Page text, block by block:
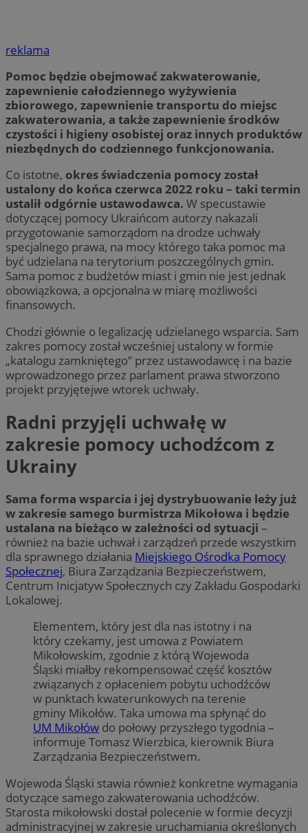
reklama
Pomoc będzie obejmować zakwaterowanie,
zapewnienie całodziennego wyżywienia
zbiorowego, zapewnienie transportu do miejsc
zakwaterowania, a także zapewnienie środków
czystości i higieny osobistej oraz innych produktów
niezbędnych do codziennego funkcjonowania.
Co istotne, okres świadczenia pomocy został
ustalony do końca czerwca 2022 roku – taki termin
ustalił odgórnie ustawodawca. W specustawie
dotyczącej pomocy Ukraińcom autorzy nakazali
przygotowanie samorządom na drodze uchwały
specjalnego prawa, na mocy którego taka pomoc ma
być udzielana na terytorium poszczególnych gmin.
Sama pomoc z budżetów miast i gmin nie jest jednak
obowiązkowa, a opcjonalna w miarę możliwości
finansowych.
Chodzi głównie o legalizację udzielanego wsparcia. Sam
zakres pomocy został wcześniej ustalony w formie
„katalogu zamkniętego” przez ustawodawcę i na bazie
wprowadzonego przez parlament prawa stworzono
projekt przyjętejwe wtorek uchwały.
Radni przyjęli uchwałę w
zakresie pomocy uchodźcom z
Ukrainy
Sama forma wsparcia i jej dystrybuowanie leży już
w zakresie samego burmistrza Mikołowa i będzie
ustalana na bieżąco w zależności od sytuacji –
również na bazie uchwał i zarządzeń przede wszystkim
dla sprawnego działania Miejskiego Ośrodka Pomocy
Społecznej, Biura Zarządzania Bezpieczeństwem,
Centrum Inicjatyw Społecznych czy Zakładu Gospodarki
Lokalowej.
Elementem, który jest dla nas istotny i na
który czekamy, jest umowa z Powiatem
Mikołowskim, zgodnie z którą Wojewoda
Śląski miałby rekompensować część kosztów
związanych z opłaceniem pobytu uchodźców
w punktach kwaterunkowych na terenie
gminy Mikołów. Taka umowa ma spłynąć do
UM Mikołów do połowy przyszłego tygodnia –
informuje Tomasz Wierzbica, kierownik Biura
Zarządzania Bezpieczeństwem.
Wojewoda Śląski stawia również konkretne wymagania
dotyczące samego zakwaterowania uchodźców.
Starosta mikołowski dostał polecenie w formie decyzji
administracyjnej w zakresie uruchamiania określonych